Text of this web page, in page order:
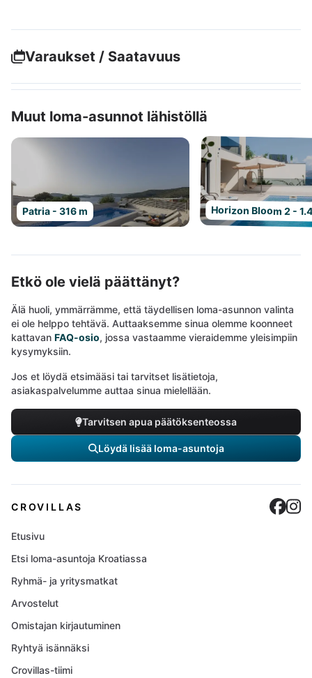
Varaukset / Saatavuus
Muut loma-asunnot lähistöllä
Patria - 316 m Horizon Bloom 2 -
Etkö ole vielä päättänyt?
Älä huoli, ymmärrämme, että täydellisen loma-asunnon valinta
ei ole helppo tehtävä. Auttaaksemme sinua olemme koonneet
kattavan FAQ-osio, jossa vastaamme vieraidemme yleisimpiin
kysymyksiin.
Jos et löydä etsimääsi tai tarvitset lisätietoja,
asiakaspalvelumme auttaa sinua mielellään.
Tarvitsen apua päätöksenteossa
Löydä lisää loma-asuntoja
CROVILLAS
Etusivu
Etsi loma-asuntoja Kroatiassa
Ryhmä- ja yritysmatkat
Arvostelut
Omistajan kirjautuminen
Ryhtyä isännäksi
Crovillas-tiimi